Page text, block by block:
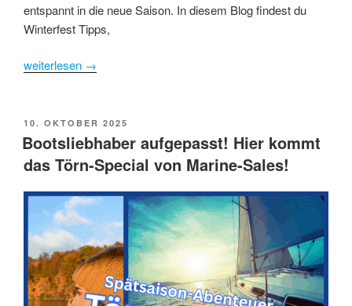
entspannt in die neue Saison. In diesem Blog findest du
Winterfest Tipps,
weiterlesen →
POSTED
ON
10. OKTOBER 2025
Bootsliebhaber aufgepasst! Hier kommt
das Törn-Special von Marine-Sales!